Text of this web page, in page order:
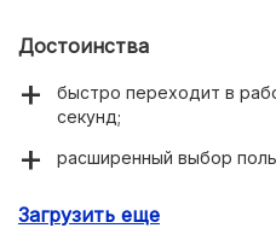
Достоинства
быстро переходит в
секунд;
расширенный выбор
Загрузить еще